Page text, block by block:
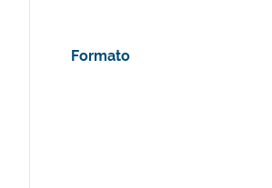
Formato